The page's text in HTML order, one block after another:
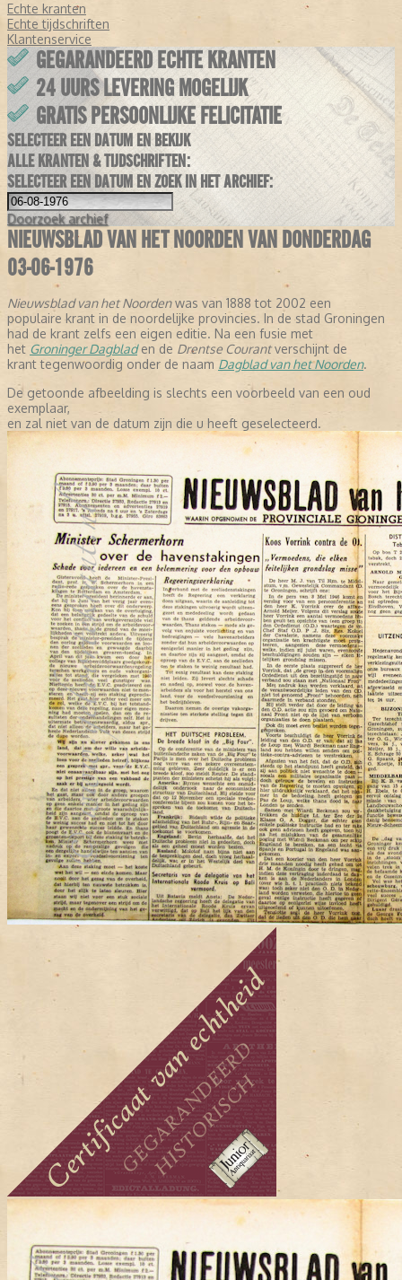
Echte kranten
Echte tijdschriften
Klantenservice
GEGARANDEERD ECHTE KRANTEN
24 UURS LEVERING MOGELIJK
GRATIS PERSOONLIJKE FELICITATIE
SELECTEER EEN DATUM EN BEKIJK
ALLE KRANTEN & TIJDSCHRIFTEN:
SELECTEER EEN DATUM EN ZOEK IN HET ARCHIEF:
Doorzoek archief
NIEUWSBLAD VAN HET NOORDEN VAN DONDERDAG
03-06-1976
Nieuwsblad van het Noordenwas van 1888 tot 2002 een
populaire krant in de noordelijke provincies. In de stad Groningen
had de krant zelfs een eigen editie. Na een fusie met
het Groninger Dagbladen de Drentse Courantverschijnt de
krant tegenwoordig onder de naam Dagblad van het Noorden.
De getoonde afbeelding is slechts een voorbeeld van een oud
exemplaar,
en zal niet van de datum zijn die u heeft geselecteerd.